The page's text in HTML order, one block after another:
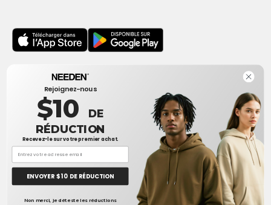
Bureau
One Dundas Street West Suite 2500
Toronto, Ontario, M5G 1Z3
Ceci n'est PAS l'adresse de retour. Pour les retours, voir ici
Bureau
1300 rue Sherbrooke Ouest #400
Montreal, Quebec, H3G 1H9
Ceci n'est PAS l'adresse de retour. Pour les retours, voir ici
Bonjour
Si vous avez des questions ou des
Rejoignez-nous
$10 DE
RÉDUCTION
Recevez-le sur votre premier achat.
ENVOYER $ 10 DE RÉDUCTION
Non merci, je déteste les réductions